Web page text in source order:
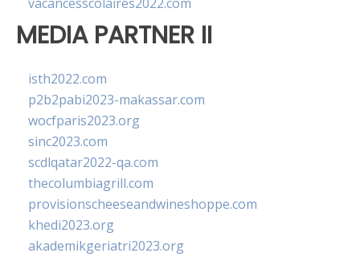
MEDIA PARTNER II
isth2022.com
p2b2pabi2023-makassar.com
wocfparis2023.org
sinc2023.com
scdlqatar2022-qa.com
thecolumbiagrill.com
provisionscheeseandwineshoppe.com
khedi2023.org
akademikgeriatri2023.org